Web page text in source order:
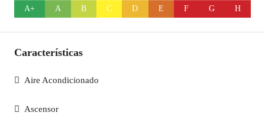
A+ A B C D E F G H
Características
Aire Acondicionado
Ascensor